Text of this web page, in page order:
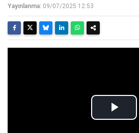
Yayınlanma: 09/07/2025 12:53